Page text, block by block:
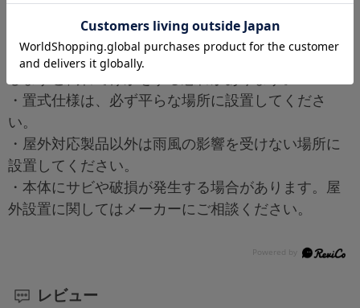
する恐れがあります。
・商品に物を乗せたり、腰を掛けたり、持たれたり
・置式仕様は、必ず平らな場所に設置してくださ
い。
・屋外対応製品以外は雨風の影響を受けない場所に
設置してください。
・本体にサビや破損が発生する場合があります。屋
外設置に関してはメーカーにご相談ください。
レビュー